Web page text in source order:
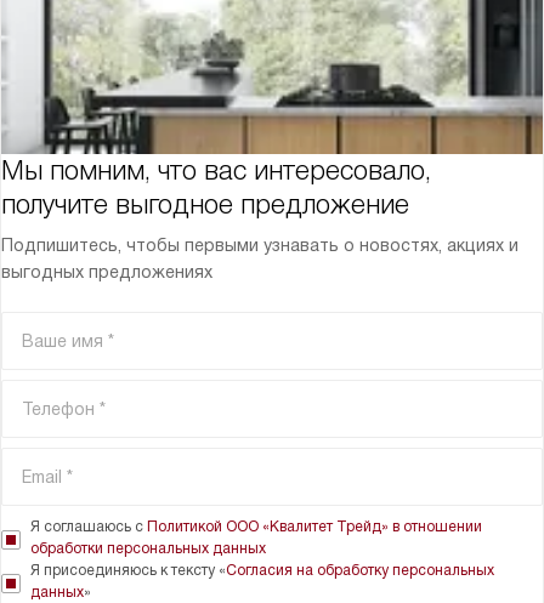
Мы помним, что вас интересовало,
получите выгодное предложение
Подпишитесь, чтобы первыми узнавать о новостях, акциях и
выгодных предложениях
Я соглашаюсь с Политикой ООО «Квалитет Трейд» в отношении
обработки персональных данных
Я присоединяюсь к тексту «Согласия на обработку персональных
данных»